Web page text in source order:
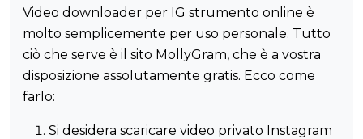
Video downloader per IG strumento online è
molto semplicemente per uso personale. Tutto
ciò che serve è il sito MollyGram, che è a vostra
disposizione assolutamente gratis. Ecco come
farlo:
Si desidera scaricare video privato Instagram